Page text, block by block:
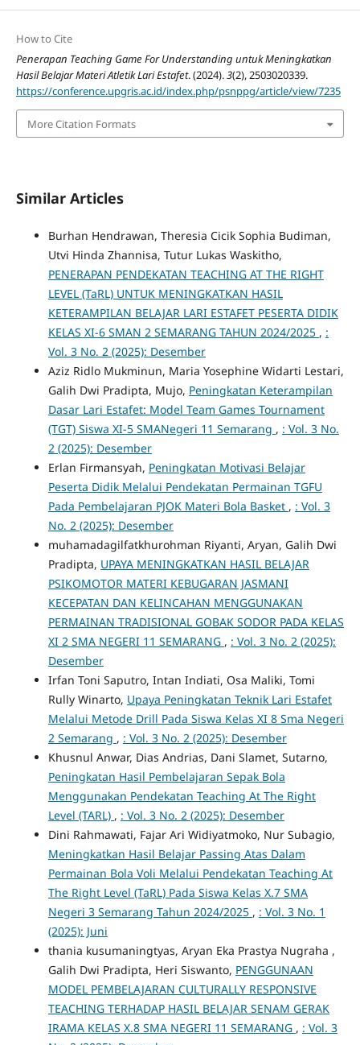
How to Cite
Penerapan Teaching Game For Understanding untuk Meningkatkan
Hasil Belajar Materi Atletik Lari Estafet. (2024).3(2), 2503020339.
https://conference.upgris.ac.id/index.php/psnppg/article/view/7235
More Citation Formats
Similar Articles
Burhan Hendrawan, Theresia Cicik Sophia Budiman,
Utvi Hinda Zhannisa, Tutur Lukas Waskitho,
PENERAPAN PENDEKATAN TEACHING AT THE RIGHT
LEVEL (TaRL) UNTUK MENINGKATKAN HASIL
KETERAMPILAN BELAJAR LARI ESTAFET PESERTA DIDIK
KELAS XI-6 SMAN 2 SEMARANG TAHUN 2024/2025 , :
Vol. 3 No. 2 (2025): Desember
Aziz Ridlo Mukminun, Maria Yosephine Widarti Lestari,
Galih Dwi Pradipta, Mujo, Peningkatan Keterampilan
Dasar Lari Estafet: Model Team Games Tournament
(TGT) Siswa XI-5 SMANegeri 11 Semarang , : Vol. 3 No.
2 (2025): Desember
Erlan Firmansyah, Peningkatan Motivasi Belajar
Peserta Didik Melalui Pendekatan Permainan TGFU
Pada Pembelajaran PJOK Materi Bola Basket , : Vol. 3
No. 2 (2025): Desember
muhamadagilfatkhurohman Riyanti, Aryan, Galih Dwi
Pradipta, UPAYA MENINGKATKAN HASIL BELAJAR
PSIKOMOTOR MATERI KEBUGARAN JASMANI
KECEPATAN DAN KELINCAHAN MENGGUNAKAN
PERMAINAN TRADISIONAL GOBAK SODOR PADA KELAS
XI 2 SMA NEGERI 11 SEMARANG , : Vol. 3 No. 2 (2025):
Desember
Irfan Toni Saputro, Intan Indiati, Osa Maliki, Tomi
Rully Winarto, Upaya Peningkatan Teknik Lari Estafet
Melalui Metode Drill Pada Siswa Kelas XI 8 Sma Negeri
2 Semarang , : Vol. 3 No. 2 (2025): Desember
Khusnul Anwar, Dias Andrias, Dani Slamet, Sutarno,
Peningkatan Hasil Pembelajaran Sepak Bola
Menggunakan Pendekatan Teaching At The Right
Level (TARL) , : Vol. 3 No. 2 (2025): Desember
Dini Rahmawati, Fajar Ari Widiyatmoko, Nur Subagio,
Meningkatkan Hasil Belajar Passing Atas Dalam
Permainan Bola Voli Melalui Pendekatan Teaching At
The Right Level (TaRL) Pada Siswa Kelas X.7 SMA
Negeri 3 Semarang Tahun 2024/2025 , : Vol. 3 No. 1
(2025): Juni
thania kusumaningtyas, Aryan Eka Prastya Nugraha ,
Galih Dwi Pradipta, Heri Siswanto, PENGGUNAAN
MODEL PEMBELAJARAN CULTURALLY RESPONSIVE
TEACHING TERHADAP HASIL BELAJAR SENAM GERAK
IRAMA KELAS X.8 SMA NEGERI 11 SEMARANG , : Vol. 3